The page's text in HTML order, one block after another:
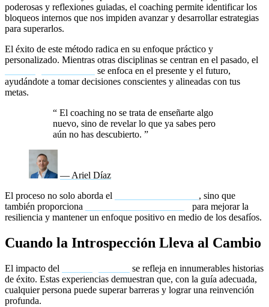
poderosas y reflexiones guiadas, el coaching permite identificar los
bloqueos internos que nos impiden avanzar y desarrollar estrategias
para superarlos.
El éxito de este método radica en su enfoque práctico y
personalizado. Mientras otras disciplinas se centran en el pasado, el
se enfoca en el presente y el futuro,
ayudándote a tomar decisiones conscientes y alineadas con tus
metas.
“ El coaching no se trata de enseñarte algo
nuevo, sino de revelar lo que ya sabes pero
aún no has descubierto. ”
— Ariel Díaz
El proceso no solo aborda el
, sino que
también proporciona
para mejorar la
resiliencia y mantener un enfoque positivo en medio de los desafíos.
Cuando la Introspección Lleva al Cambio
El impacto del
se refleja en innumerables historias
de éxito. Estas experiencias demuestran que, con la guía adecuada,
cualquier persona puede superar barreras y lograr una reinvención
profunda.